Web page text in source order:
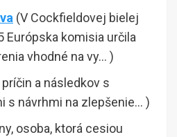
(V Cockfieldovej bielej
Európska komisia určila
vhodné na vy… )
a následkov s
s návrhmi na zlepšenie… )
osoba, ktorá cesiou